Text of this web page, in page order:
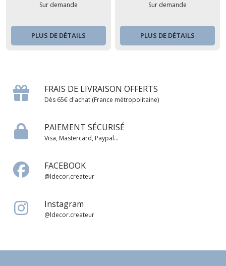
Sur demande
PLUS DE DÉTAILS
Sur demande
PLUS DE DÉTAILS
FRAIS DE LIVRAISON OFFERTS
Dès 65€ d'achat (France métropolitaine)
PAIEMENT SÉCURISÉ
Visa, Mastercard, Paypal...
FACEBOOK
@ldecor.createur
Instagram
@ldecor.createur